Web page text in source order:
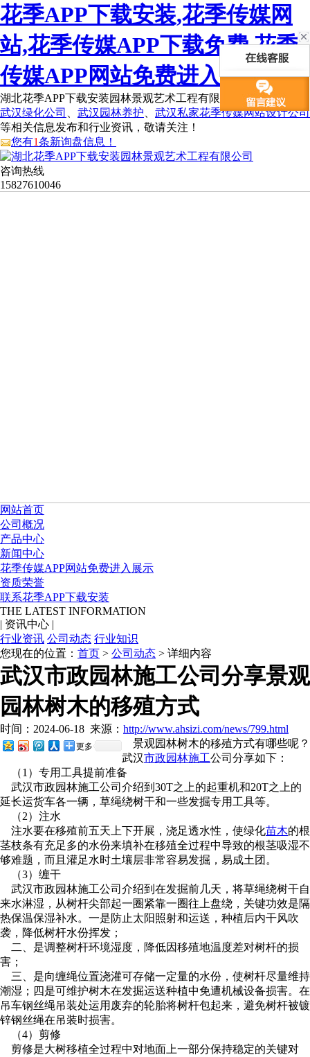
花季APP下载安装,花季传媒网
站,花季传媒APP下载免费,花季
传媒APP网站免费进入
湖北花季APP下载安装园林景观艺术工程有限公司为您免费提供
武汉绿化公司
武汉园林养护
武汉私家花季传媒网站设计公司
等相关信息发布和行业资讯，敬请关注！
您有1条新询盘信息！
咨询热线
15827610046
网站首页
公司概况
产品中心
新闻中心
花季传媒APP网站免费进入展示
资质荣誉
联系花季APP下载安装
THE LATEST INFORMATION
| 资讯中心 |
行业资讯 公司动态 行业知识
您现在的位置： 首页 > 公司动态 > 详细内容
武汉市政园林施工公司分享景观
园林树木的移殖方式
时间：2024-06-18 来源： http://www.ahsizi.com/news/799.html
更多
景观园林树木的移殖方式有哪些呢？
武汉市政园林施工公司分享如下：
（1）专用工具提前准备
武汉市政园林施工公司介绍到30T之上的起重机和20T之上的
延长运货车各一辆，草绳绕树干和一些发掘专用工具等。
（2）注水
注水要在移殖前五天上下开展，浇足透水性，使绿化苗木的根
茎枝条有充足多的水份来填补在移殖全过程中导致的根茎吸湿不
够难题，而且灌足水时土壤层非常容易发掘，易成土团。
（3）缠干
武汉市政园林施工公司介绍到在发掘前几天，将草绳绕树干自
来水淋湿，从树杆尖部起一圈紧靠一圈往上盘绕，关键功效是隔
热保温保湿补水。一是防止太阳照射和运送，种植后内干风吹
袭，降低树杆水份挥发；
二、是调整树杆环境湿度，降低因移殖地温度差对树杆的损
害；
三、是向缠绳位置浇灌可存储一定量的水份，使树杆尽量维持
潮湿；四是可维护树木在发掘运送种植中免遭机械设备损害。在
吊车钢丝绳吊装处运用废弃的轮胎将树杆包起来，避免树杆被镀
锌钢丝绳在吊装时损害。
（4）剪修
剪修是大树移植全过程中对地面上一部分保持稳定的关键对